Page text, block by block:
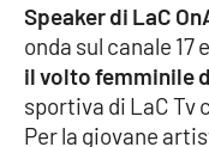
Economia e
Politica
Speaker di LaC
onda sul canale 17
il volto femminile
sportiva di LaC Tv
Per la giovane